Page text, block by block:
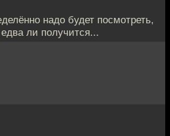
надо будет посмотреть,
ли получится...